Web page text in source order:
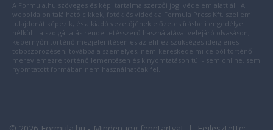
A Formula.hu szöveges és képi tartalma szerzői jogi védelem alatt áll. A
weboldalon található cikkek, fotók és videók a Formula Press Kft. szellemi
tulajdonát képezik, és a kiadó vezetőjének előzetes írásbeli engedélye
nélkül – a szolgáltatás rendeltetésszerű használatával velejáró olvasáson,
képernyőn történő megjelenítésen és az ehhez szükséges ideiglenes
többszörözésen, továbbá a személyes, nem-kereskedelmi célból történő
merevlemezre történő lementésen és kinyomtatáson túl - sem online, sem
nyomtatott formában nem használhatóak fel.
© 2026 Formula.hu - Minden jog fenntartva! | Fejlesztette: